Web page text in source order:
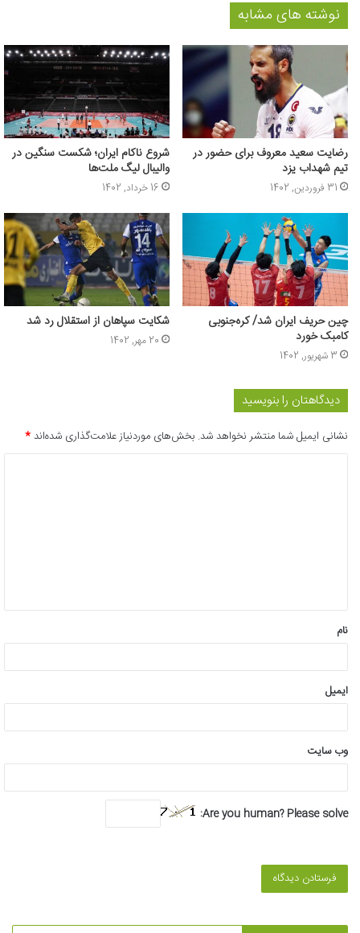
نوشته های مشابه
رضایت سعید معروف برای حضور در
تیم شهداب یزد
31 فروردین, 1402
شروع ناکام ایران؛ شکست سنگین در
والیبال لیگ ملت‌ها
16 خرداد, 1402
چین حریف ایران شد/ کره‌جنوبی
کامبک خورد
3 شهریور, 1402
شکایت سپاهان از استقلال رد شد
20 مهر, 1402
دیدگاهتان را بنویسید
نشانی ایمیل شما منتشر نخواهد شد. بخش‌های موردنیاز علامت‌گذاری شده‌اند*
*
نام
ایمیل
وب‌ سایت
Are you human? Please solve: